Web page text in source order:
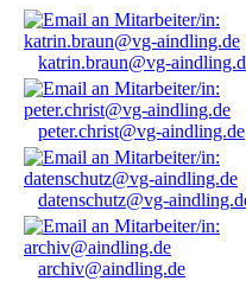
katrin.braun@vg-
peter.christ@vg-aindling.de
datenschutz@vg-
archiv@aindling.de